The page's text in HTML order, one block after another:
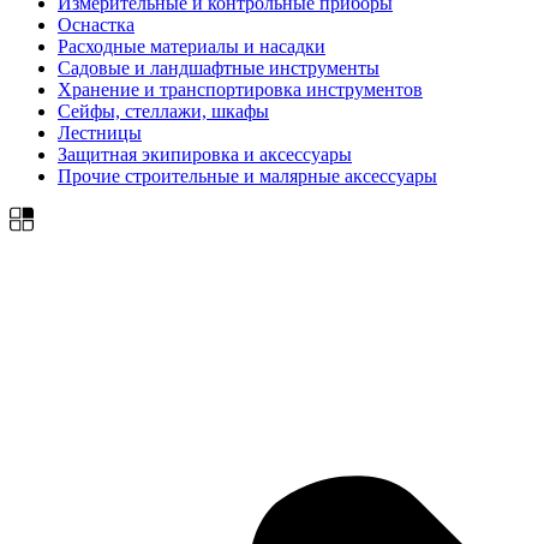
Оснастка
Расходные материалы и насадки
Садовые и ландшафтные инструменты
Хранение и транспортировка инструментов
Сейфы, стеллажи, шкафы
Лестницы
Защитная экипировка и аксессуары
Прочие строительные и малярные аксессуары